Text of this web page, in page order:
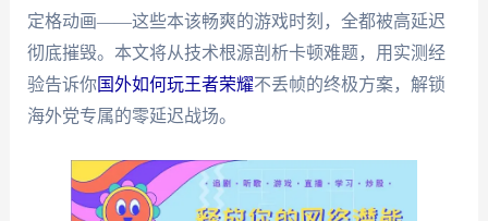
定格动画——这些本该畅爽的游戏时刻，全都被高延迟
彻底摧毁。本文将从技术根源剖析卡顿难题，用实测经
验告诉你国外如何玩王者荣耀不丢帧的终极方案，解锁
海外党专属的零延迟战场。